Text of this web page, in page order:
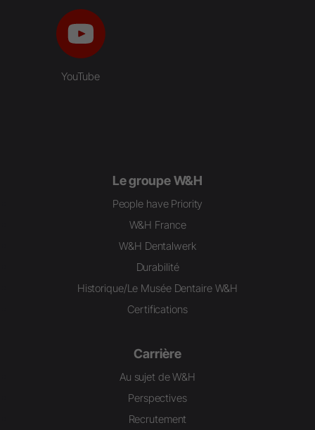
YouTube
Le groupe W&H
People have Priority
W&H France
W&H Dentalwerk
Durabilité
Historique/Le Musée Dentaire W&H
Certifications
Carrière
Au sujet de W&H
Perspectives
Recrutement